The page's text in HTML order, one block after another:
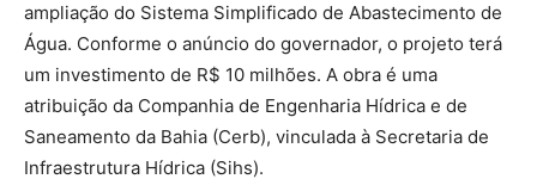
ampliação do Sistema Simplificado de Abastecimento de
Água. Conforme o anúncio do governador, o projeto terá
um investimento de R$ 10 milhões. A obra é uma
atribuição da Companhia de Engenharia Hídrica e de
Saneamento da Bahia (Cerb), vinculada à Secretaria de
Infraestrutura Hídrica (Sihs).